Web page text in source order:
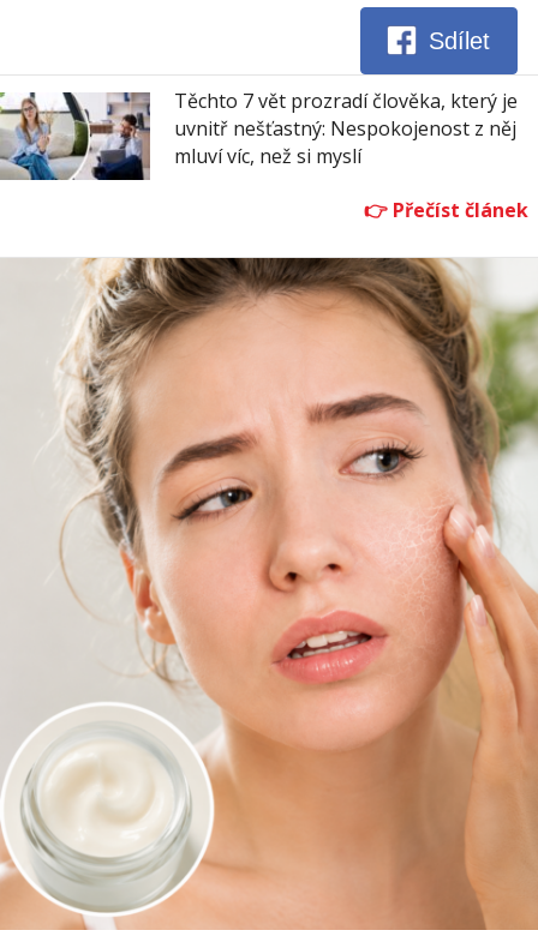
Sdílet
Těchto 7 vět prozradí člověka, který je
uvnitř nešťastný: Nespokojenost z něj
mluví víc, než si myslí